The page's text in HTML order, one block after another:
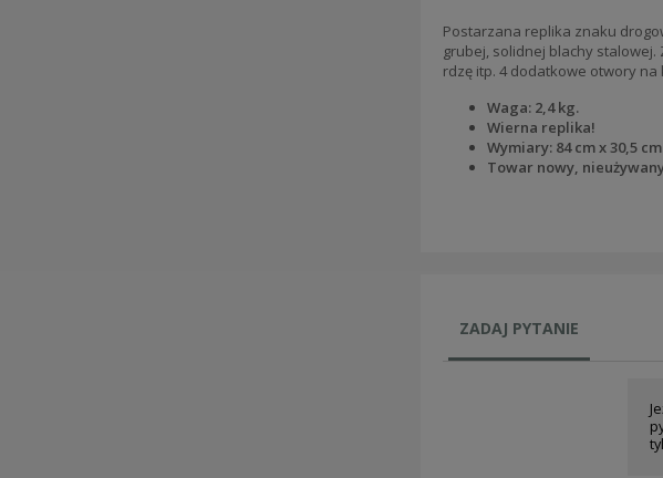
Postarzana replika znaku
grubej, solidnej blachy
rdzę itp. 4 dodatkowe otwory
Waga: 2,4 kg.
Wierna replika!
Wymiary: 84 cm x 30,5
Towar nowy,
ZADAJ PYTANIE